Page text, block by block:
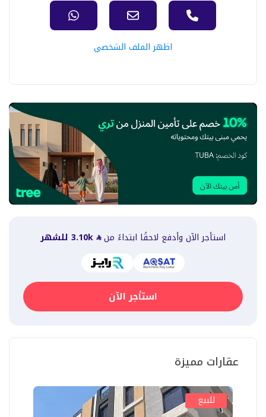
اظهر الملف الشخصي
استأجر الآن وأدفع لاحقًا ابتداءً من 3.10k للشهر
استأجر الآن
عقارات مميزة
للبيع